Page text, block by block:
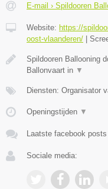
E-mail › Spildooren
Website: https://
oost-vlaanderen/ |
Spildooren Ballooning
Ballonvaart in ▼
Diensten: Organisator
Openingstijden ▼
Laatste facebook posts
Sociale media: